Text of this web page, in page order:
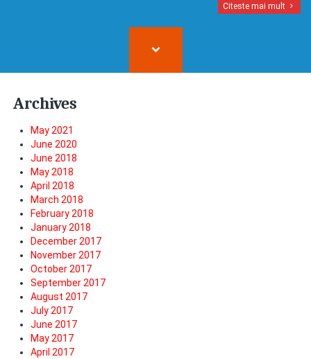
Citeste mai mult
Archives
May 2021
June 2020
June 2018
May 2018
April 2018
March 2018
February 2018
January 2018
December 2017
November 2017
October 2017
September 2017
August 2017
July 2017
June 2017
May 2017
April 2017